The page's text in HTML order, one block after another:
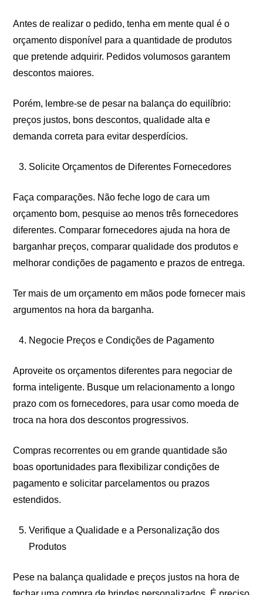
Antes de realizar o pedido, tenha em mente qual é o
orçamento disponível para a quantidade de produtos
que pretende adquirir. Pedidos volumosos garantem
descontos maiores.
Porém, lembre-se de pesar na balança do equilíbrio:
preços justos, bons descontos, qualidade alta e
demanda correta para evitar desperdícios.
Solicite Orçamentos de Diferentes Fornecedores
Faça comparações. Não feche logo de cara um
orçamento bom, pesquise ao menos três fornecedores
diferentes. Comparar fornecedores ajuda na hora de
barganhar preços, comparar qualidade dos produtos e
melhorar condições de pagamento e prazos de entrega.
Ter mais de um orçamento em mãos pode fornecer mais
argumentos na hora da barganha.
Negocie Preços e Condições de Pagamento
Aproveite os orçamentos diferentes para negociar de
forma inteligente. Busque um relacionamento a longo
prazo com os fornecedores, para usar como moeda de
troca na hora dos descontos progressivos.
Compras recorrentes ou em grande quantidade são
boas oportunidades para flexibilizar condições de
pagamento e solicitar parcelamentos ou prazos
estendidos.
Verifique a Qualidade e a Personalização dos
Produtos
Pese na balança qualidade e preços justos na hora de